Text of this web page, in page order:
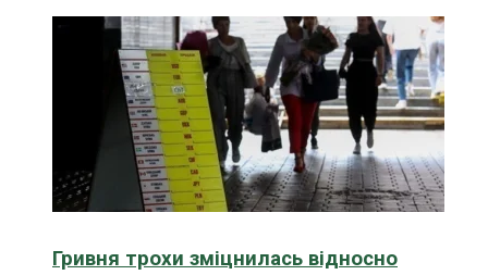
Гривня трохи зміцнилась відносно